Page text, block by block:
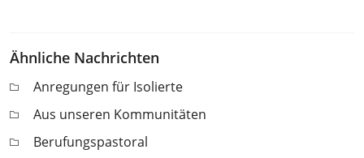
Ähnliche Nachrichten
Anregungen für Isolierte
Aus unseren Kommunitäten
Berufungspastoral